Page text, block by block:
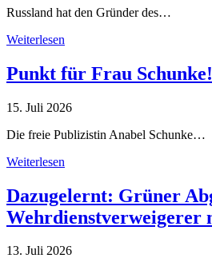
Russland hat den Gründer des…
Weiterlesen
Punkt für Frau Schunke!
15. Juli 2026
Die freie Publizistin Anabel Schunke…
Weiterlesen
Dazugelernt: Grüner
Wehrdienstverweigerer
13. Juli 2026